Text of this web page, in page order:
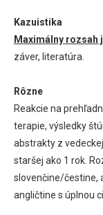
Kazuistika
Maximálny rozsah
záver, literatúra.
Rôzne
Reakcie na
terapie, výsledky
abstrakty z
staršej ako 1 rok.
slovenčine/čestine,
angličtine s úplnou